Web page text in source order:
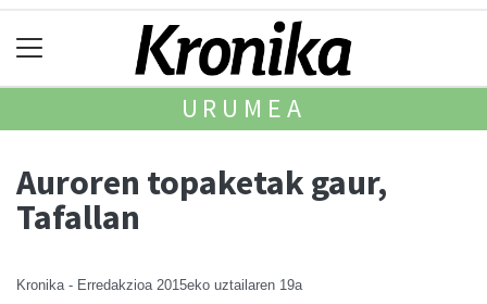
URUMEA
Auroren topaketak gaur,
Tafallan
Kronika - Erredakzioa 2015eko uztailaren 19a